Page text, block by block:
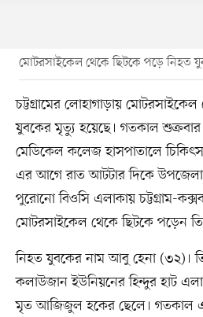
মোটরসাইকেল থেকে ছিটকে পড়ে নিহত
চট্টগ্রামের লোহাগাড়ায়
যুবকের মৃত্যু হয়েছে। গতকাল শুক্রবার
মেডিকেল কলেজ হাসপাতালে
এর আগে রাত আটটার দিকে
পুরোনো বিওসি এলাকায় চট্টগ্রাম-
মোটরসাইকেল থেকে ছিটকে পড়েন
নিহত যুবকের নাম আবু হেনা (৩২)।
কলাউজান ইউনিয়নের হিন্দুর হাট
মৃত আজিজুল হকের ছেলে। গতকাল